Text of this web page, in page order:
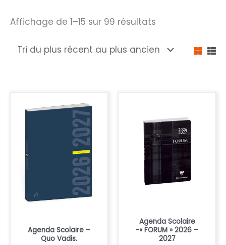
Affichage de 1–15 sur 99 résultats
plus
Agenda Scolaire –
Quo Vadis.
Agenda Scolaire
-« FORUM » 2026 –
2027